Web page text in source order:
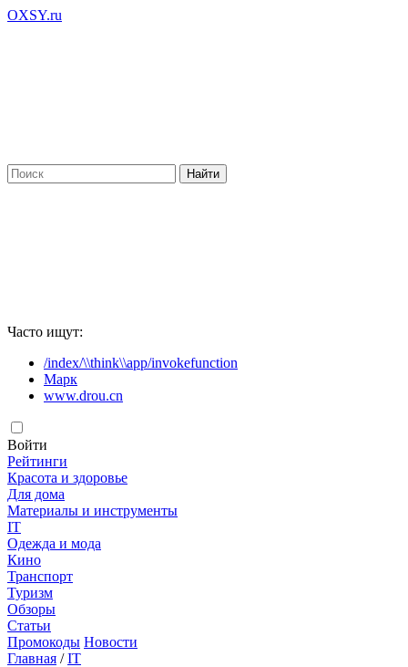
OXSY.ru
Часто ищут:
/index/\\think\\app/invokefunction
Марк
www.drou.cn
Войти
Рейтинги
Красота и здоровье
Для дома
Материалы и инструменты
IT
Одежда и мода
Кино
Транспорт
Туризм
Обзоры
Статьи
Промокоды Новости
Главная /IT